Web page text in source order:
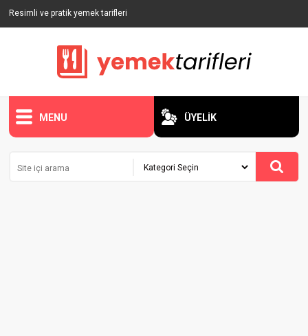
Resimli ve pratik yemek tarifleri
MENU ÜYELİK